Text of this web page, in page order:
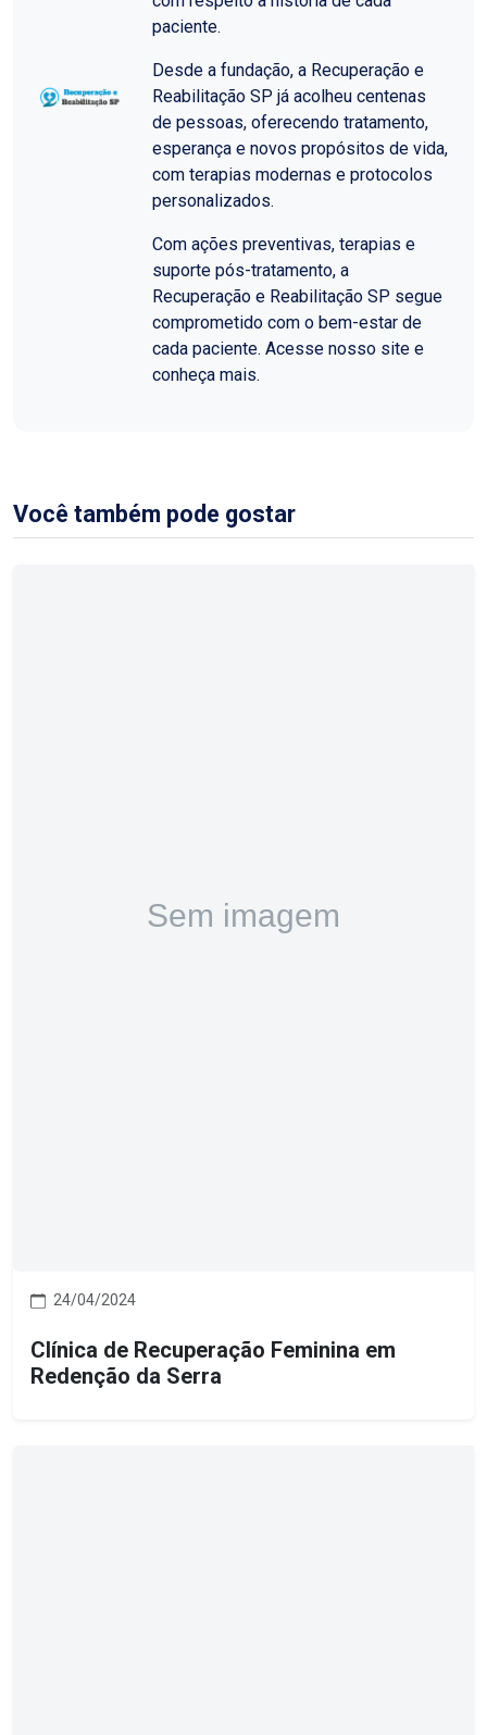
paciente.
Desde a fundação, a Recuperação e
Reabilitação SP já acolheu centenas
de pessoas, oferecendo tratamento,
esperança e novos propósitos de vida,
com terapias modernas e protocolos
personalizados.
Com ações preventivas, terapias e
suporte pós-tratamento, a
Recuperação e Reabilitação SP segue
comprometido com o bem-estar de
cada paciente. Acesse nosso site e
conheça mais.
Você também pode gostar
24/04/2024
Clínica de Recuperação Feminina em
Redenção da Serra